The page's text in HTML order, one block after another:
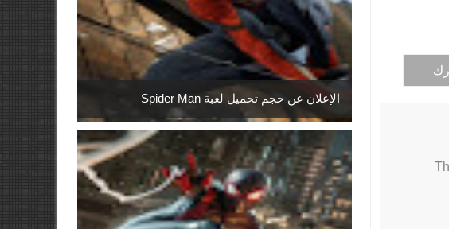
الإعلان عن حجم تحميل لعبة Spider Man